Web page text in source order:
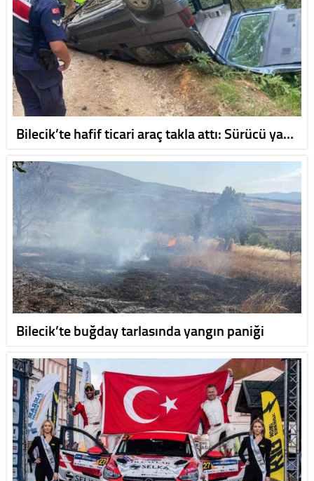
Bilecik’te hafif ticari araç takla attı: Sürücü ya…
Bilecik’te buğday tarlasında yangın paniği